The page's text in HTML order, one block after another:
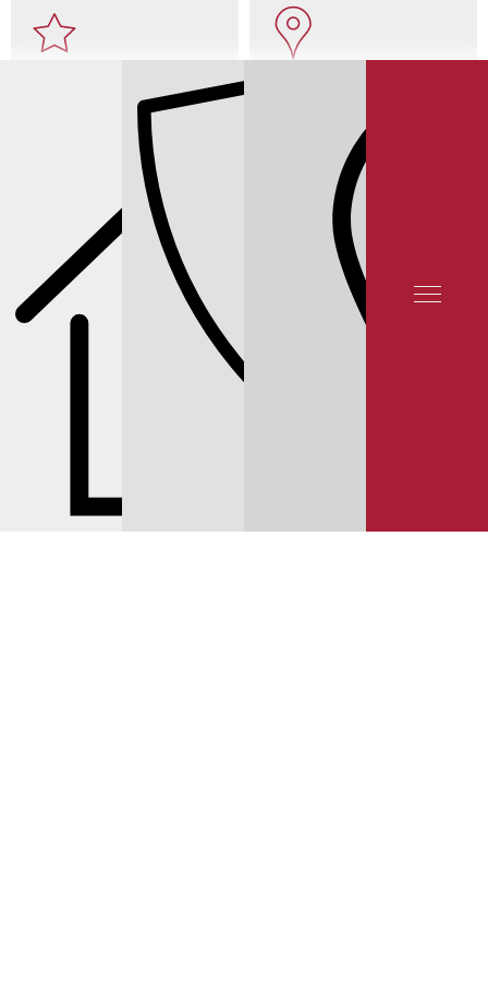
ЦЕНЫ НА ЗАПЧАСТИ KIA SOUL 1 МАСЛО ГУР KIA SOUL 1
ENEOS SUPER ATF НА KIA SOUL 1, ЦЕНА 1 100 ₽/ЛИТР